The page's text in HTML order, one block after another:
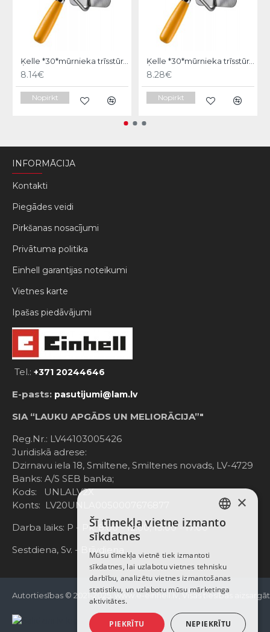
Ķelle *30*mūrnieka trīsstūra 18cm, Hardy
8.14€
Nopirkt
Ķelle *30*mūrnieka trīsstūra 20cm, Hardy
8.28€
Nopirkt
INFORMĀCIJA
Kontakti
Piegādes veidi
Pirkšanas nosacījumi
Privātuma politika
Einhell garantijas noteikumi
Vietnes karte
Ipašas piedāvājumi
Tel.: +371 20244646
E-pasts: pasutijumi@lam.lv
SIA “LAUKU APGĀDS UN MELIORĀCIJA”"
Reg.Nr.: LV44103005426
Juridiskā adrese:
Dzirnavu iela 18, Smiltene, Smiltenes novads, LV-4729
Banks: A/S SEB banka;
Kods: UNLALV2X
Konts: LV20UNLA0050007676877
Darba laiks: P - Pk. 8:00 - 12:00; 13:00 - 17:00
Sestdiena, Sv. - Brīvdiena
Autortiesības © 2021-2025, www.e-einhell.lv, Visas tiesības
LATVIAN
ENGLISH
×
Šī tīmekļa vietne izmanto
sīkdatnes
Mūsu tīmekļa vietnē tiek izmantoti
sīkdatnes, lai uzlabotu vietnes tehnisku
darbību, analizētu vietnes izmantošanas
statistiku, un uzlabotu mūsu mārketinga
aktivitātes.
PIEKRĪTU NEPIEKRĪTU